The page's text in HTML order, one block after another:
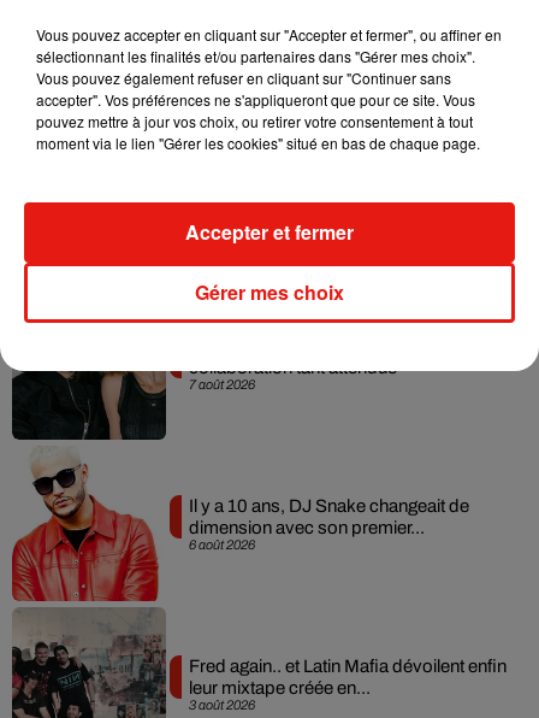
Musique
7 août 2026
album après sa tournée mondiale
7 août 2026
collaboration tant attendue
6 août 2026
Il y a 10 ans, DJ Snake changeait de
dimension avec son premier...
3 août 2026
Fred again.. et Latin Mafia dévoilent enfin
leur mixtape créée en...
Vous pouvez accepter en cliquant sur "Accepter et fermer", ou affiner en
sélectionnant les finalités et/ou partenaires dans "Gérer mes choix".
Vous pouvez également refuser en cliquant sur "Continuer sans
accepter". Vos préférences ne s'appliqueront que pour ce site. Vous
pouvez mettre à jour vos choix, ou retirer votre consentement à tout
moment via le lien "Gérer les cookies" situé en bas de chaque page.
Gérer mes choix
Accepter et fermer